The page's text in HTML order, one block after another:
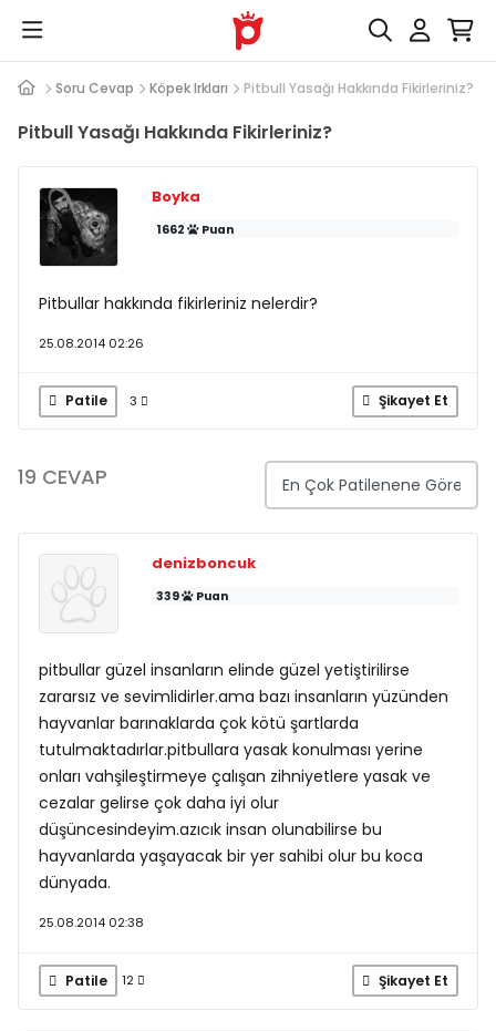
Soru Cevap Köpek Irkları Pitbull Yasağı Hakkında Fikirleriniz?
Pitbull Yasağı Hakkında Fikirleriniz?
Boyka
1662 Puan
Pitbullar hakkında fikirleriniz nelerdir?
25.08.2014 02:26
Patile 3 Şikayet Et
19 CEVAP
denizboncuk
339 Puan
pitbullar güzel insanların elinde güzel yetiştirilirse
zararsız ve sevimlidirler.ama bazı insanların yüzünden
hayvanlar barınaklarda çok kötü şartlarda
tutulmaktadırlar.pitbullara yasak konulması yerine
onları vahşileştirmeye çalışan zihniyetlere yasak ve
cezalar gelirse çok daha iyi olur
düşüncesindeyim.azıcık insan olunabilirse bu
hayvanlarda yaşayacak bir yer sahibi olur bu koca
dünyada.
25.08.2014 02:38
Patile 12 Şikayet Et